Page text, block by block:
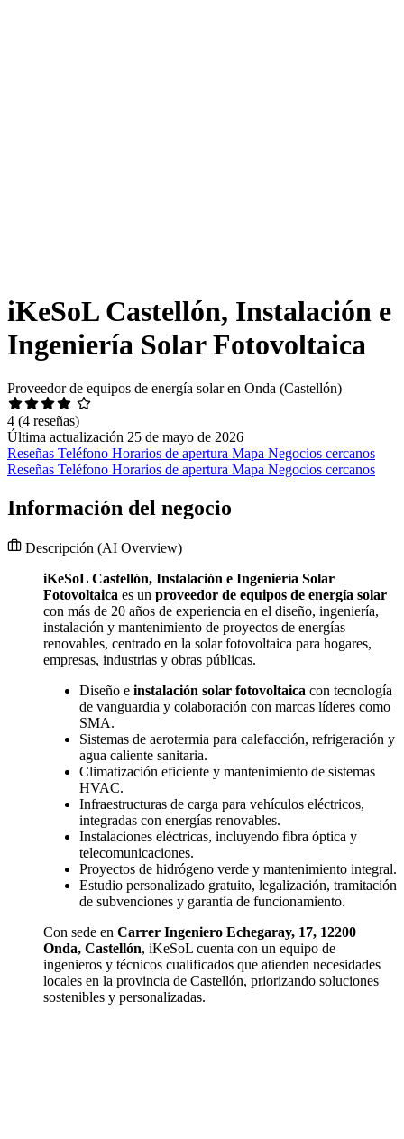
iKeSoL Castellón, Instalación e
Ingeniería Solar Fotovoltaica
Proveedor de equipos de energía solar en Onda (Castellón)
4 (4 reseñas)
Última actualización 25 de mayo de 2026
Reseñas Teléfono Horarios de apertura Mapa Negocios cercanos
Reseñas Teléfono Horarios de apertura Mapa Negocios cercanos
Información del negocio
Descripción (AI Overview)
iKeSoL Castellón, Instalación e Ingeniería Solar
Fotovoltaica es un proveedor de equipos de energía solar
con más de 20 años de experiencia en el diseño, ingeniería,
instalación y mantenimiento de proyectos de energías
renovables, centrado en la solar fotovoltaica para hogares,
empresas, industrias y obras públicas.
Diseño e instalación solar fotovoltaica con tecnología
de vanguardia y colaboración con marcas líderes como
SMA.
Sistemas de aerotermia para calefacción, refrigeración y
agua caliente sanitaria.
Climatización eficiente y mantenimiento de sistemas
HVAC.
Infraestructuras de carga para vehículos eléctricos,
integradas con energías renovables.
Instalaciones eléctricas, incluyendo fibra óptica y
telecomunicaciones.
Proyectos de hidrógeno verde y mantenimiento integral.
Estudio personalizado gratuito, legalización, tramitación
de subvenciones y garantía de funcionamiento.
Con sede en Carrer Ingeniero Echegaray, 17, 12200
Onda, Castellón, iKeSoL cuenta con un equipo de
ingenieros y técnicos cualificados que atienden necesidades
locales en la provincia de Castellón, priorizando soluciones
sostenibles y personalizadas.